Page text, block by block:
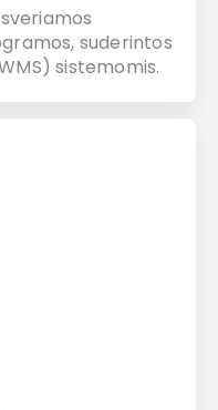
suderintos
sistemomis.